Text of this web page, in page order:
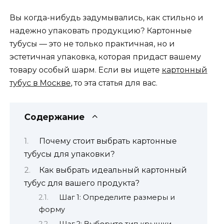
Вы когда-нибудь задумывались, как стильно и
надежно упаковать продукцию? Картонные
тубусы — это не только практичная, но и
эстетичная упаковка, которая придаст вашему
товару особый шарм. Если вы ищете картонный
тубус в Москве, то эта статья для вас.
Содержание
Почему стоит выбрать картонные
тубусы для упаковки?
Как выбрать идеальный картонный
тубус для вашего продукта?
Шаг 1: Определите размеры и
форму